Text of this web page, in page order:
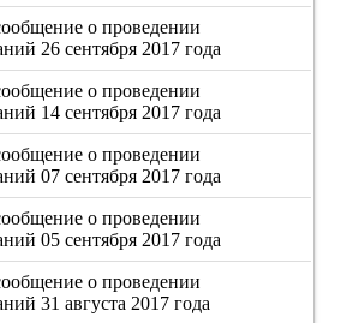
о проведении
26 сентября 2017 года
о проведении
14 сентября 2017 года
о проведении
07 сентября 2017 года
о проведении
05 сентября 2017 года
о проведении
31 августа 2017 года